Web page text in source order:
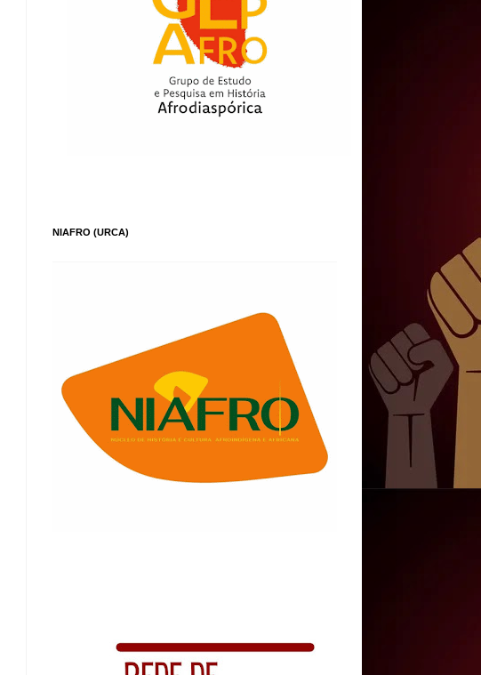
NIAFRO (URCA)